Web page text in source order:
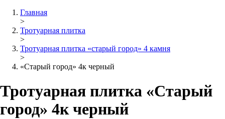
Главная
>
Тротуарная плитка
>
Тротуарная плитка «старый город» 4 камня
>
«Старый город» 4к черный
Тротуарная плитка «Старый
город» 4к черный